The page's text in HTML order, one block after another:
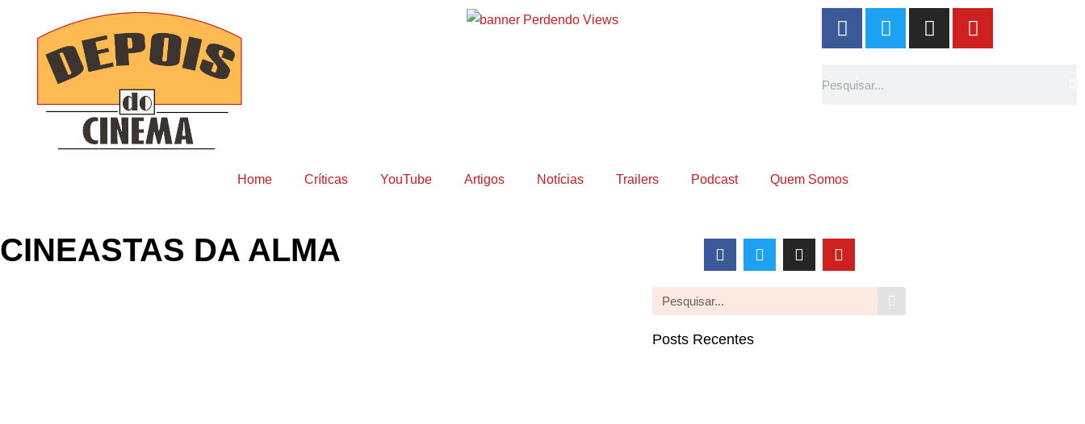
Home Críticas YouTube Artigos Notícias Trailers Podcast Quem Somos
CINEASTAS DA ALMA
Posts Recentes